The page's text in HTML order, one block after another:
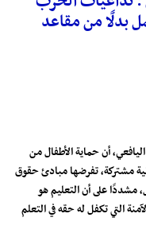
بدلًا من مقاعد
أن حماية الأطفال من
مشتركة، تفرضها مبادئ حقوق
مشددًا على أن التعليم هو
التي تكفل له حقه في التعلم